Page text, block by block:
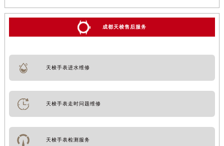
成都天梭售后服务
天梭手表进水维修
天梭手表走时问题维修
天梭手表检测服务